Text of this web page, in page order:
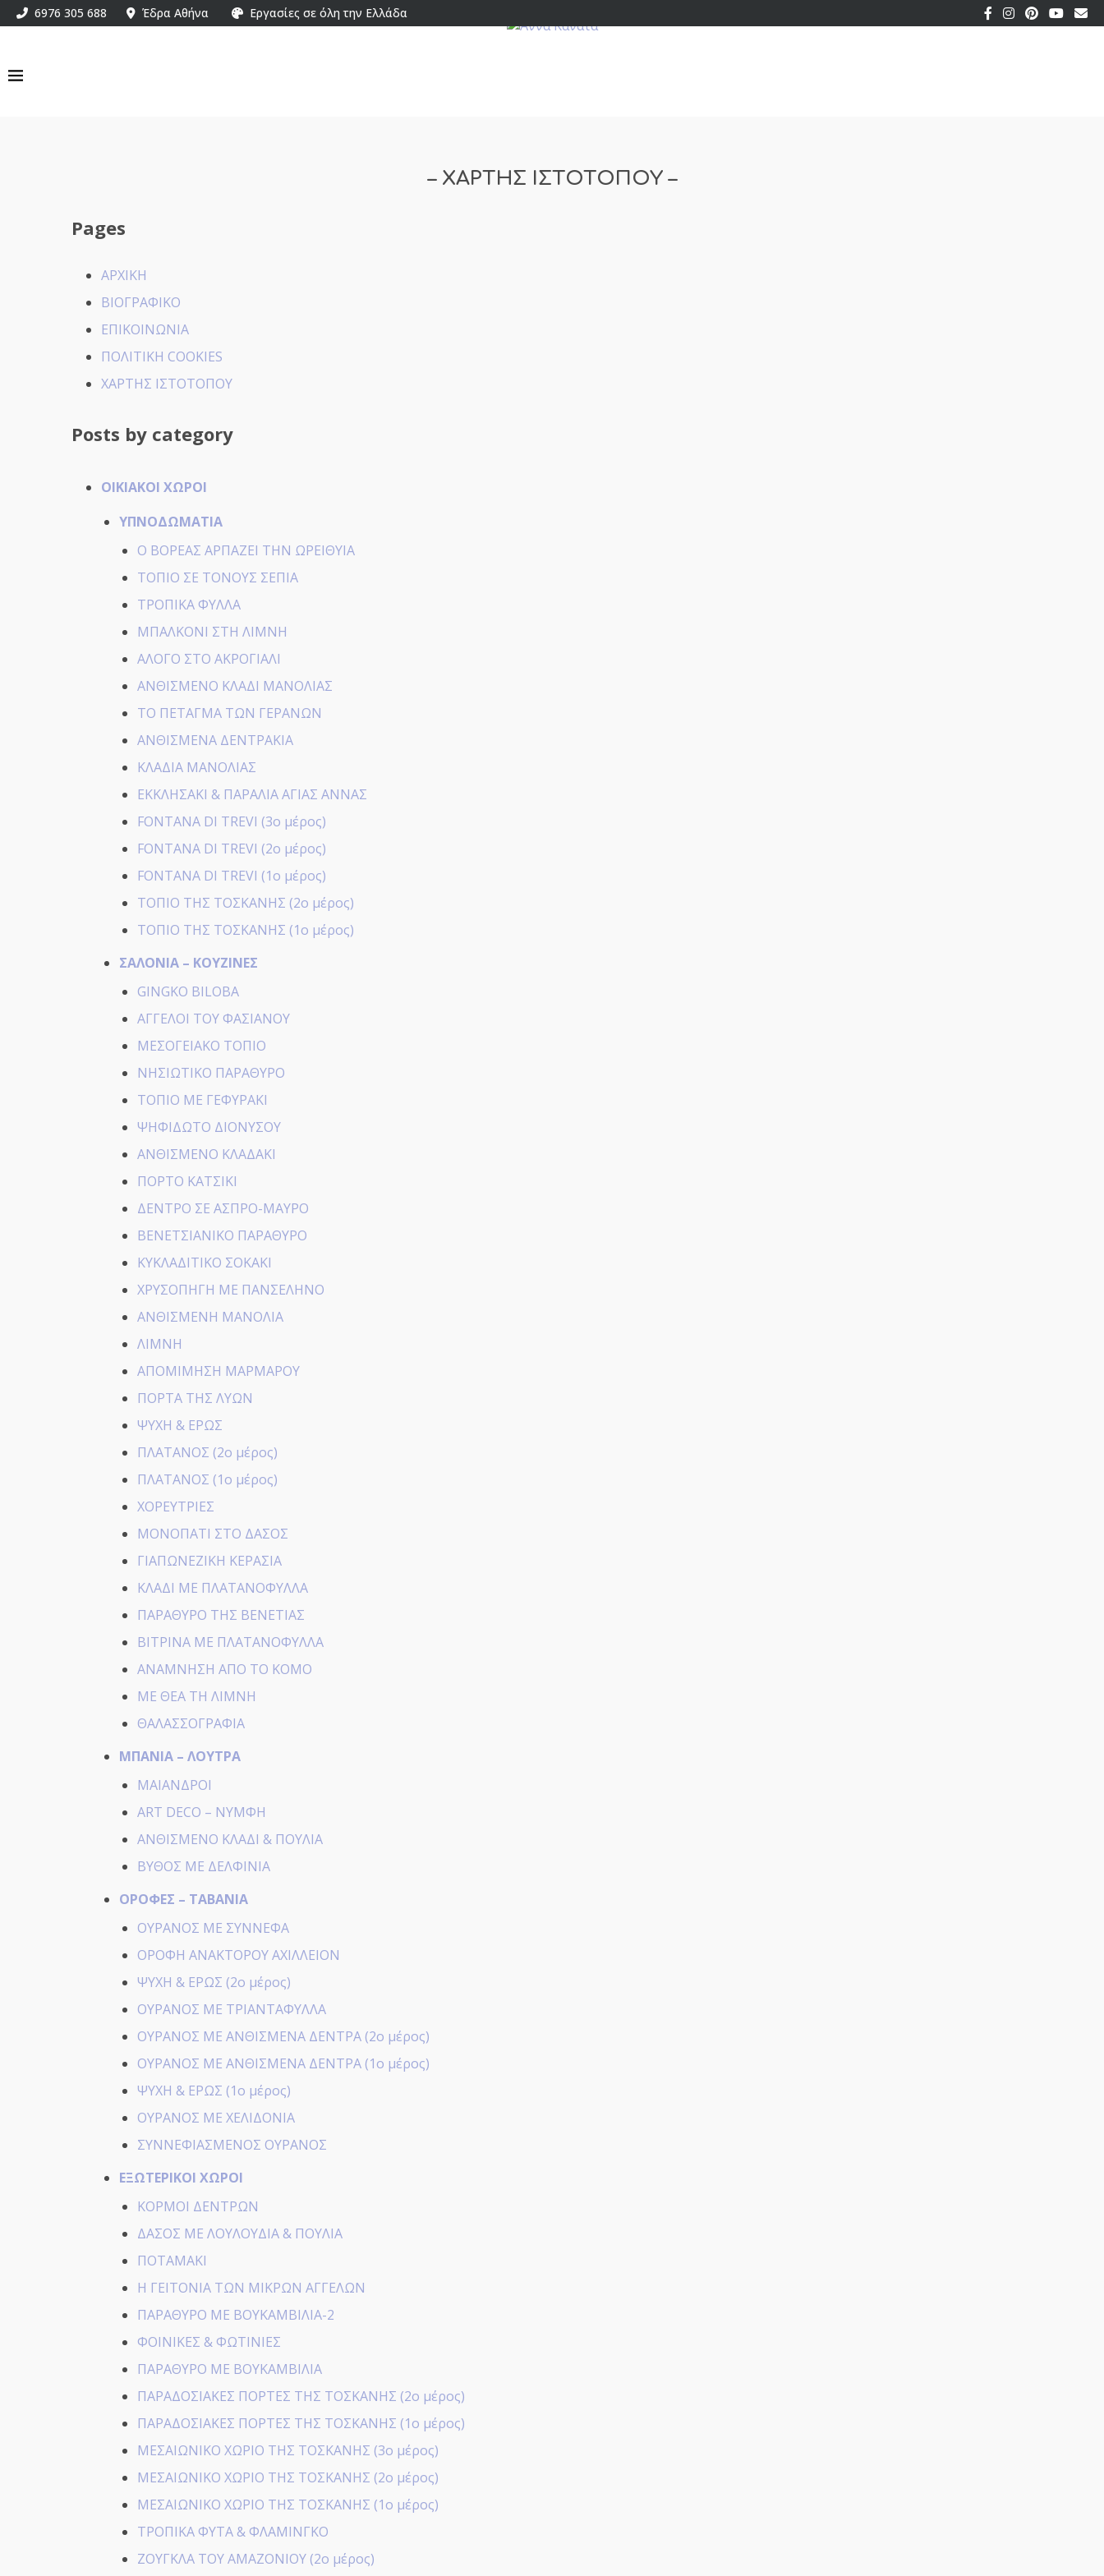
6976 305 688 Έδρα Αθήνα Εργασίες σε όλη την Ελλάδα
– ΧΑΡΤΗΣ ΙΣΤΟΤΟΠΟΥ –
Pages
ΑΡΧΙΚΗ
ΒΙΟΓΡΑΦΙΚΟ
ΕΠΙΚΟΙΝΩΝΙΑ
ΠΟΛΙΤΙΚΗ COOKIES
ΧΑΡΤΗΣ ΙΣΤΟΤΟΠΟΥ
Posts by category
ΟΙΚΙΑΚΟΙ ΧΩΡΟΙ
ΥΠΝΟΔΩΜΑΤΙΑ
Ο ΒΟΡΕΑΣ ΑΡΠΑΖΕΙ ΤΗΝ ΩΡΕΙΘΥΙΑ
ΤΟΠΙΟ ΣΕ ΤΟΝΟΥΣ ΣΕΠΙΑ
ΤΡΟΠΙΚΑ ΦΥΛΛΑ
ΜΠΑΛΚΟΝΙ ΣΤΗ ΛΙΜΝΗ
ΑΛΟΓΟ ΣΤΟ ΑΚΡΟΓΙΑΛΙ
ΑΝΘΙΣΜΕΝΟ ΚΛΑΔΙ ΜΑΝΟΛΙΑΣ
ΤΟ ΠΕΤΑΓΜΑ ΤΩΝ ΓΕΡΑΝΩΝ
ΑΝΘΙΣΜΕΝΑ ΔΕΝΤΡΑΚΙΑ
ΚΛΑΔΙΑ ΜΑΝΟΛΙΑΣ
ΕΚΚΛΗΣΑΚΙ & ΠΑΡΑΛΙΑ ΑΓΙΑΣ ΑΝΝΑΣ
FONTANA DI TREVI (3ο μέρος)
FONTANA DI TREVI (2ο μέρος)
FONTANA DI TREVI (1ο μέρος)
ΤΟΠΙΟ ΤΗΣ ΤΟΣΚΑΝΗΣ (2ο μέρος)
ΤΟΠΙΟ ΤΗΣ ΤΟΣΚΑΝΗΣ (1ο μέρος)
ΣΑΛΟΝΙΑ – ΚΟΥΖΙΝΕΣ
GINGKO BILOBA
ΑΓΓΕΛΟΙ ΤΟΥ ΦΑΣΙΑΝΟΥ
ΜΕΣΟΓΕΙΑΚΟ ΤΟΠΙΟ
ΝΗΣΙΩΤΙΚΟ ΠΑΡΑΘΥΡΟ
ΤΟΠΙΟ ΜΕ ΓΕΦΥΡΑΚΙ
ΨΗΦΙΔΩΤΟ ΔΙΟΝΥΣΟΥ
ΑΝΘΙΣΜΕΝΟ ΚΛΑΔΑΚΙ
ΠΟΡΤΟ ΚΑΤΣΙΚΙ
ΔΕΝΤΡΟ ΣΕ ΑΣΠΡΟ-ΜΑΥΡΟ
ΒΕΝΕΤΣΙΑΝΙΚΟ ΠΑΡΑΘΥΡΟ
ΚΥΚΛΑΔΙΤΙΚΟ ΣΟΚΑΚΙ
ΧΡΥΣΟΠΗΓΗ ΜΕ ΠΑΝΣΕΛΗΝΟ
ΑΝΘΙΣΜΕΝΗ ΜΑΝΟΛΙΑ
ΛΙΜΝΗ
ΑΠΟΜΙΜΗΣΗ ΜΑΡΜΑΡΟΥ
ΠΟΡΤΑ ΤΗΣ ΛΥΩΝ
ΨΥΧΗ & ΕΡΩΣ
ΠΛΑΤΑΝΟΣ (2ο μέρος)
ΠΛΑΤΑΝΟΣ (1ο μέρος)
ΧΟΡΕΥΤΡΙΕΣ
ΜΟΝΟΠΑΤΙ ΣΤΟ ΔΑΣΟΣ
ΓΙΑΠΩΝΕΖΙΚΗ ΚΕΡΑΣΙΑ
ΚΛΑΔΙ ΜΕ ΠΛΑΤΑΝΟΦΥΛΛΑ
ΠΑΡΑΘΥΡΟ ΤΗΣ ΒΕΝΕΤΙΑΣ
ΒΙΤΡΙΝΑ ΜΕ ΠΛΑΤΑΝΟΦΥΛΛΑ
ΑΝΑΜΝΗΣΗ ΑΠΟ ΤΟ ΚΟΜΟ
ΜΕ ΘΕΑ ΤΗ ΛΙΜΝΗ
ΘΑΛΑΣΣΟΓΡΑΦΙΑ
ΜΠΑΝΙΑ – ΛΟΥΤΡΑ
ΜΑΙΑΝΔΡΟΙ
ART DECO – ΝΥΜΦΗ
ΑΝΘΙΣΜΕΝΟ ΚΛΑΔΙ & ΠΟΥΛΙΑ
ΒΥΘΟΣ ΜΕ ΔΕΛΦΙΝΙΑ
ΟΡΟΦΕΣ – ΤΑΒΑΝΙΑ
ΟΥΡΑΝΟΣ ΜΕ ΣΥΝΝΕΦΑ
ΟΡΟΦΗ ΑΝΑΚΤΟΡΟΥ ΑΧΙΛΛΕΙΟΝ
ΨΥΧΗ & ΕΡΩΣ (2ο μέρος)
ΟΥΡΑΝΟΣ ΜΕ ΤΡΙΑΝΤΑΦΥΛΛΑ
ΟΥΡΑΝΟΣ ΜΕ ΑΝΘΙΣΜΕΝΑ ΔΕΝΤΡΑ (2ο μέρος)
ΟΥΡΑΝΟΣ ΜΕ ΑΝΘΙΣΜΕΝΑ ΔΕΝΤΡΑ (1ο μέρος)
ΨΥΧΗ & ΕΡΩΣ (1ο μέρος)
ΟΥΡΑΝΟΣ ΜΕ ΧΕΛΙΔΟΝΙΑ
ΣΥΝΝΕΦΙΑΣΜΕΝΟΣ ΟΥΡΑΝΟΣ
ΕΞΩΤΕΡΙΚΟΙ ΧΩΡΟΙ
ΚΟΡΜΟΙ ΔΕΝΤΡΩΝ
ΔΑΣΟΣ ΜΕ ΛΟΥΛΟΥΔΙΑ & ΠΟΥΛΙΑ
ΠΟΤΑΜΑΚΙ
Η ΓΕΙΤΟΝΙΑ ΤΩΝ ΜΙΚΡΩΝ ΑΓΓΕΛΩΝ
ΠΑΡΑΘΥΡΟ ΜΕ ΒΟΥΚΑΜΒΙΛΙΑ-2
ΦΟΙΝΙΚΕΣ & ΦΩΤΙΝΙΕΣ
ΠΑΡΑΘΥΡΟ ΜΕ ΒΟΥΚΑΜΒΙΛΙΑ
ΠΑΡΑΔΟΣΙΑΚΕΣ ΠΟΡΤΕΣ ΤΗΣ ΤΟΣΚΑΝΗΣ (2ο μέρος)
ΠΑΡΑΔΟΣΙΑΚΕΣ ΠΟΡΤΕΣ ΤΗΣ ΤΟΣΚΑΝΗΣ (1ο μέρος)
ΜΕΣΑΙΩΝΙΚΟ ΧΩΡΙΟ ΤΗΣ ΤΟΣΚΑΝΗΣ (3ο μέρος)
ΜΕΣΑΙΩΝΙΚΟ ΧΩΡΙΟ ΤΗΣ ΤΟΣΚΑΝΗΣ (2ο μέρος)
ΜΕΣΑΙΩΝΙΚΟ ΧΩΡΙΟ ΤΗΣ ΤΟΣΚΑΝΗΣ (1ο μέρος)
ΤΡΟΠΙΚΑ ΦΥΤΑ & ΦΛΑΜΙΝΓΚΟ
ΖΟΥΓΚΛΑ ΤΟΥ ΑΜΑΖΟΝΙΟΥ (2ο μέρος)